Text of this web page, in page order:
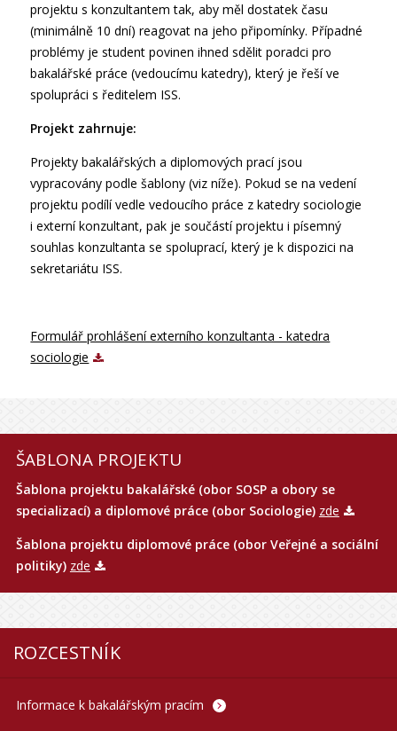
projektu s konzultantem tak, aby měl dostatek času
(minimálně 10 dní) reagovat na jeho připomínky. Případné
problémy je student povinen ihned sdělit poradci pro
bakalářské práce (vedoucímu katedry), který je řeší ve
spolupráci s ředitelem ISS.
Projekt zahrnuje:
Projekty bakalářských a diplomových prací jsou
vypracovány podle šablony (viz níže). Pokud se na vedení
projektu podílí vedle vedoucího práce z katedry sociologie
i externí konzultant, pak je součástí projektu i písemný
souhlas konzultanta se spoluprací, který je k dispozici na
sekretariátu ISS.
Formulář prohlášení externího konzultanta - katedra
sociologie
ŠABLONA PROJEKTU
Šablona projektu bakalářské (obor SOSP a obory se
specializací) a diplomové práce (obor Sociologie) zde
Šablona projektu diplomové práce (obor Veřejné a sociální
politiky) zde
ROZCESTNÍK
Informace k bakalářským pracím